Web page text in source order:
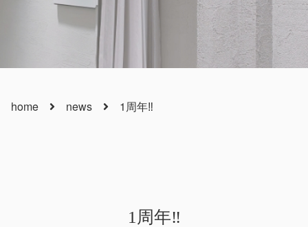
home news 1周年‼︎
1周年‼︎